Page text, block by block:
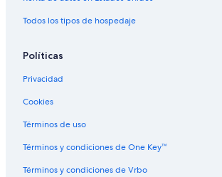
Room Mate Hotels en Palma de Mallorca
Villas en Palma de Mallorca
Todos los tipos de hospedaje
Políticas
Privacidad
Cookies
Términos de uso
Términos y condiciones de One Key™
Términos y condiciones de Vrbo